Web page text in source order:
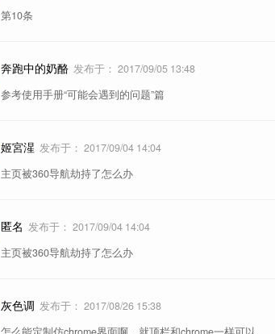
第10条
奔跑中的奶酪 发布于： 2017/09/05 13:48
参考使用手册“可能会遇到的问题”篇
姬宮湦 发布于： 2017/09/04 14:04
主页被360导航劫持了怎么办
匿名 发布于： 2017/09/04 14:04
主页被360导航劫持了怎么办
灰色调 发布于： 2017/08/26 15:38